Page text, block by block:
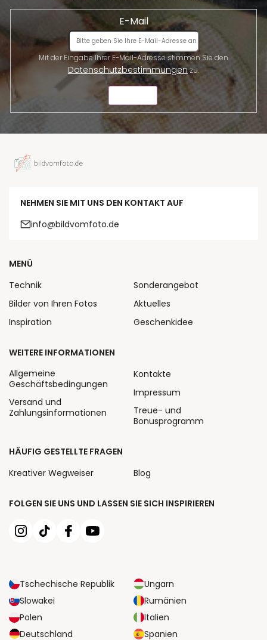
E-Mail
Datenschutzbestimmungenzu.
NEHMEN SIE MIT UNS DEN KONTAKT AUF
info@bildvomfoto.de
FOLGEN SIE UNS UND LASSEN SIE SICH INSPIRIEREN
Tschechische Republik
Ungarn
Slowakei
Rumänien
Polen
Italien
Deutschland
Spanien
MENÜ
Technik
Bilder von Ihren Fotos
Inspiration
Sonderangebot
Aktuelles
Geschenkidee
WEITERE INFORMATIONEN
Allgemeine
Geschäftsbedingungen
Versand und
Zahlungsinformationen
Kontakte
Impressum
Treue- und
Bonusprogramm
HÄUFIG GESTELLTE FRAGEN
Kreativer Wegweiser
Blog